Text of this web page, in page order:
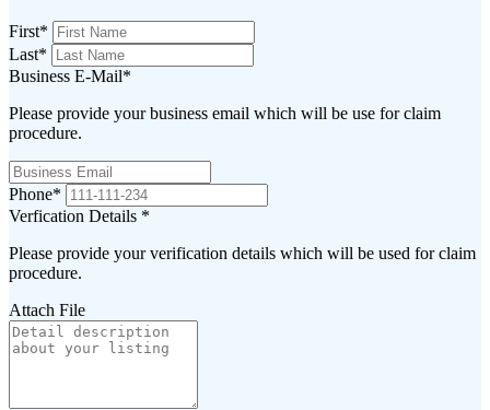
First*
Last*
Business E-Mail*
Please provide your business email which will be use for claim
procedure.
Phone*
Verfication Details *
Please provide your verification details which will be used for claim
procedure.
Attach File